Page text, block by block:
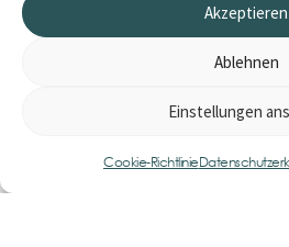
Akzeptieren
Ablehnen
Einstellungen
Cookie-Richtlinie